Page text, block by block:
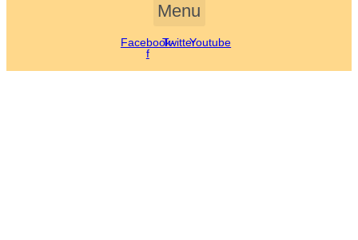
Menu
Facebook-
f
TwitterYoutube